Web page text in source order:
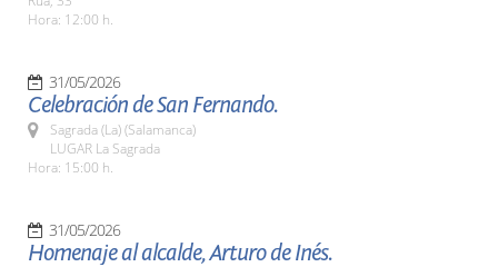
Hora: 12:00 h.
31/05/2026
Celebración de San Fernando.
Sagrada (La) (Salamanca)
LUGAR La Sagrada
Hora: 15:00 h.
31/05/2026
Homenaje al alcalde, Arturo de Inés.